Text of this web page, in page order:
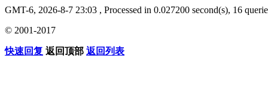
GMT-6, 2026-8-7 23:03 , Processed in 0.027200 second(s), 16
© 2001-2017
快速回复 返回顶部 返回列表